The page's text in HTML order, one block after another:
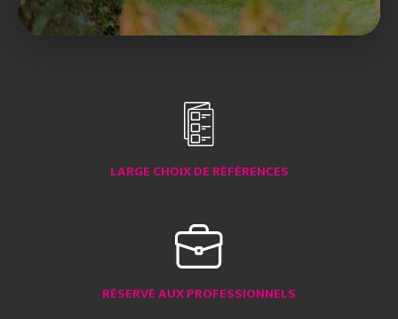
LARGE CHOIX DE RÉFÉRENCES
RÉSERVÉ AUX PROFESSIONNELS